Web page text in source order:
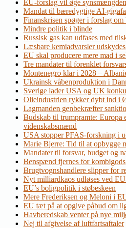
EU-forslag vil øge
Mandat til bæredygtige AI-
Finanskrisen spøger i forslag om
Mindre politik i blinde
Russisk gas kan udfases med
Læsbare kemiadvarsler udskydes
EU skal producere mere mad i
Tre mandater til forenklet
Montenegro klar i 2028 –
Ukrainsk våbenproduktion i
Sverige lader USA og UK
Olieindustrien rykker dybt ind i
Lagmanden genbekræfter
Budskab til trumpramte: Europa
videnskabsmænd
USA stopper PFAS-forskning i
Marie Bjerre: Tid til at opbygge
Mandater til forsvar, budget og
Benspænd fjernes for kombigods
Brugtvognshandlere slipper for
Nyt milliardkaos udløses ved
EU’s boligpolitik i støbeskeen
Mere Frederiksen og Meloni i
EU tæt på at opgive påbud om
Havberedskab venter på nye
Nej til afgivelse af luftfartsaftaler